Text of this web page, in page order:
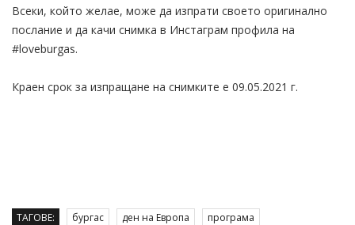
Всеки, който желае, може да изпрати своето оригинално
послание и да качи снимка в Инстаграм профила на
#loveburgas.
Краен срок за изпращане на снимките е 09.05.2021 г.
ТАГОВЕ: бургас ден на Европа програма